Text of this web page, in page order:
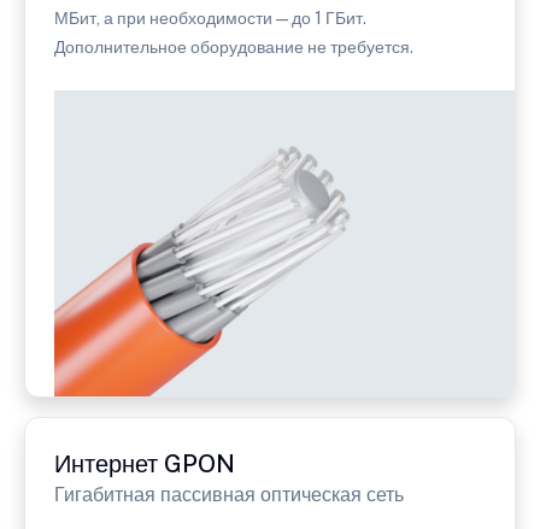
МБит, а при необходимости — до 1 ГБит.
Дополнительное оборудование не требуется.
Интернет GPON
Гигабитная пассивная оптическая сеть